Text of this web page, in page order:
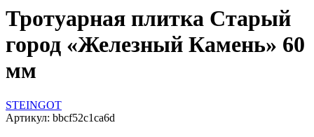
Тротуарная плитка Старый
город «Железный Камень» 60
мм
STEINGOT
Артикул: bbcf52c1ca6d